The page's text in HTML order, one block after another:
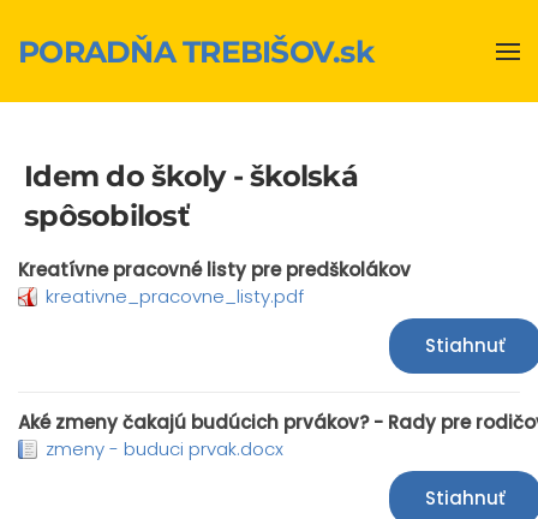
Skip to main content
PORADŇA TREBIŠOV.sk
Idem do školy - školská
spôsobilosť
Kreatívne pracovné listy pre predškolákov
kreativne_pracovne_listy.pdf
Stiahnuť
Aké zmeny čakajú budúcich prvákov? - Rady pre
zmeny - buduci prvak.docx
Stiahnuť